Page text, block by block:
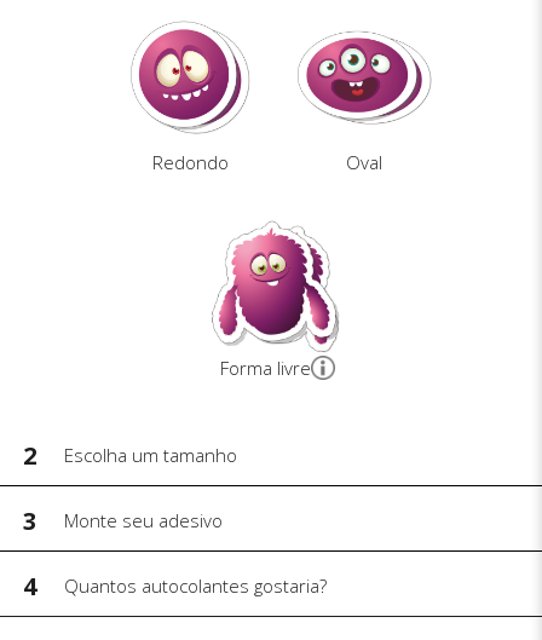
Redondo Oval
Forma livre
2 Escolha um tamanho
3 Monte seu adesivo
4 Quantos autocolantes gostaria?